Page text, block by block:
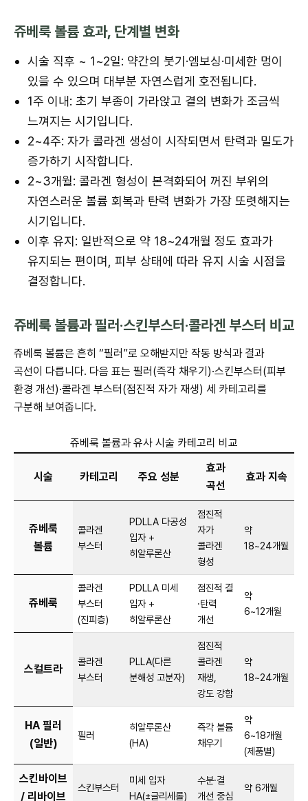
쥬베룩 볼륨 효과, 단계별 변화
시술 직후 ~ 1~2일: 약간의 붓기·엠보싱·미세한 멍이
있을 수 있으며 대부분 자연스럽게 호전됩니다.
1주 이내: 초기 부종이 가라앉고 결의 변화가 조금씩
느껴지는 시기입니다.
2~4주: 자가 콜라겐 생성이 시작되면서 탄력과 밀도가
증가하기 시작합니다.
2~3개월: 콜라겐 형성이 본격화되어 꺼진 부위의
자연스러운 볼륨 회복과 탄력 변화가 가장 또렷해지는
시기입니다.
이후 유지: 일반적으로 약 18~24개월 정도 효과가
유지되는 편이며, 피부 상태에 따라 유지 시술 시점을
결정합니다.
쥬베룩 볼륨과 필러·스킨부스터·콜라겐 부스터 비교
쥬베룩 볼륨은 흔히 “필러”로 오해받지만 작동 방식과 결과
곡선이 다릅니다. 다음 표는 필러(즉각 채우기)·스킨부스터(피부
환경 개선)·콜라겐 부스터(점진적 자가 재생) 세 카테고리를
구분해 보여줍니다.
쥬베룩 볼륨과 유사 시술 카테고리 비교
시술 카테고리 주요 성분
효과
곡선
효과 지속
쥬베룩
볼륨
콜라겐
부스터
PDLLA 다공성
입자 +
히알루론산
점진적
자가
콜라겐
형성
약
18~24개월
쥬베룩
콜라겐
부스터
(진피층)
PDLLA 미세
입자 +
히알루론산
점진적 결
·탄력
개선
약
6~12개월
스컬트라
콜라겐
부스터
PLLA(다른
분해성 고분자)
점진적
콜라겐
재생,
강도 강함
약
18~24개월
HA 필러
(일반)
필러
히알루론산
(HA)
즉각 볼륨
채우기
약
6~18개월
(제품별)
스킨바이브
/ 리바이브
스킨부스터
미세 입자
HA(±글리세롤)
수분·결
개선 중심
약 6개월